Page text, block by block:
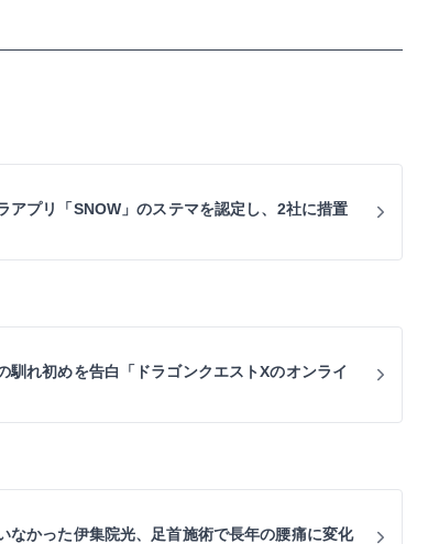
アプリ「SNOW」のステマを認定し、2社に措置
馴れ初めを告白「ドラゴンクエストXのオンライ
なかった伊集院光、足首施術で長年の腰痛に変化